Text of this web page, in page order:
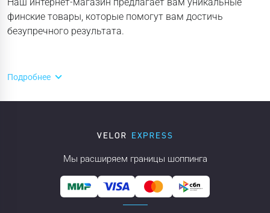
финские товары, которые помогут вам достичь
безупречного результата.
Подробнее
Мы расширяем границы шоппинга